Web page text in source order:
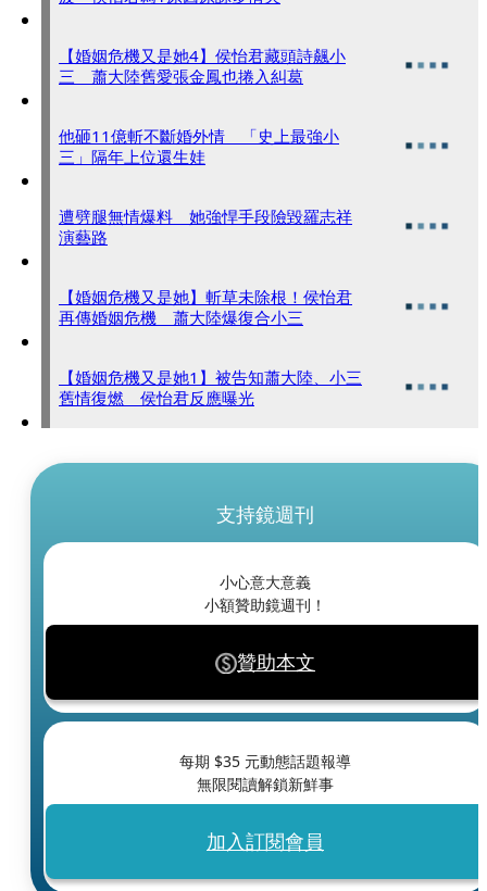
【婚姻危機又是她4】侯怡君藏頭詩飆小
三 蕭大陸舊愛張金鳳也捲入糾葛
他砸11億斬不斷婚外情 「史上最強小
三」隔年上位還生娃
遭劈腿無情爆料 她強悍手段險毀羅志祥
演藝路
【婚姻危機又是她】斬草未除根！侯怡君
再傳婚姻危機 蕭大陸爆復合小三
【婚姻危機又是她1】被告知蕭大陸、小三
舊情復燃 侯怡君反應曝光
支持鏡週刊
小心意大意義
小額贊助鏡週刊！
贊助本文
每期 $35 元動態話題報導
無限閱讀解鎖新鮮事
加入訂閱會員